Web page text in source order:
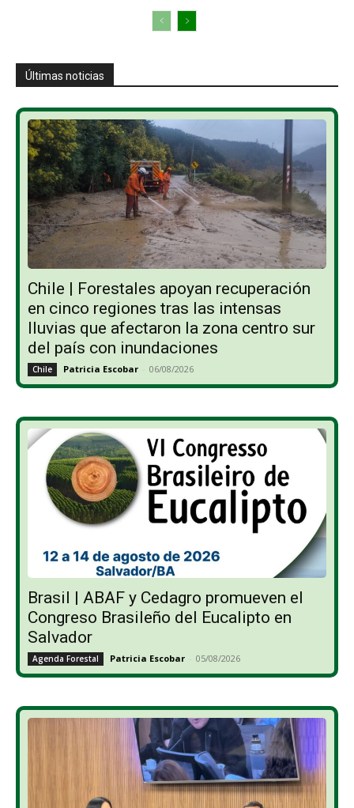
Últimas noticias
Chile | Forestales apoyan recuperación
en cinco regiones tras las intensas
lluvias que afectaron la zona centro sur
del país con inundaciones
Chile Patricia Escobar - 06/08/2026
Brasil | ABAF y Cedagro promueven el
Congreso Brasileño del Eucalipto en
Salvador
Agenda Forestal Patricia Escobar - 05/08/2026